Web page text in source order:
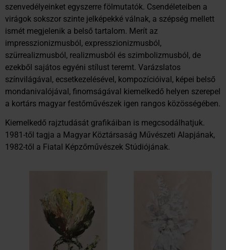
szenvedélyeinket egyszerre fölmutatók. Csendéleteiben a
virágok sokszor szinte jelképekké válnak, a szépség mellett
ismét megjelenik a belső tartalom. Merít az
impresszionizmusból, expresszionizmusból,
szürrealizmusból, realizmusból és szimbolizmusból, de
ezekből sajátos egyéni stílust teremt. Varázslatos
színvilágával, ecsetkezelésével, kompozícióival, képei belső
mondanivalójával, finomságával kiemelkedő helyen szerepel
a kortárs magyar festőművészek igen rangos közösségében.
Kiemelkedő rajztudását grafikáiban is megcsodálhatjuk.
1981-től tagja a Magyar Köztársaság Művészeti Alapjának,
1982-től a Fiatal Képzőművészek Stúdiójának.